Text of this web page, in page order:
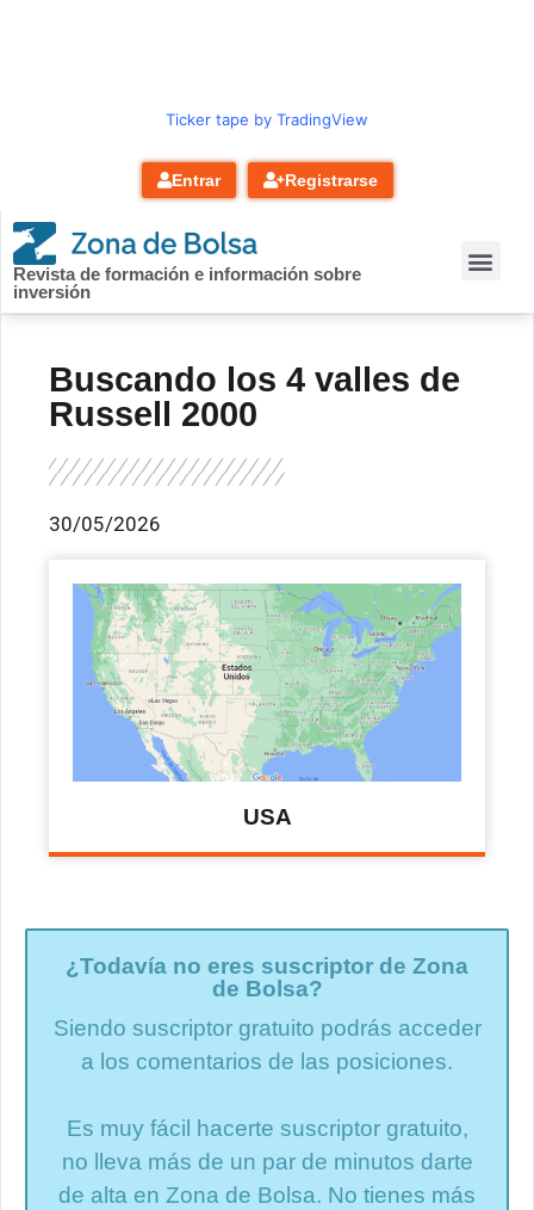
Ticker tape by TradingView
Entrar Registrarse
Revista de formación e información sobre
inversión
Buscando los 4 valles de
Russell 2000
30/05/2026
USA
¿Todavía no eres suscriptor de Zona
de Bolsa?
Siendo suscriptor gratuito podrás acceder
a los comentarios de las posiciones.
Es muy fácil hacerte suscriptor gratuito,
no lleva más de un par de minutos darte
de alta en Zona de Bolsa. No tienes más